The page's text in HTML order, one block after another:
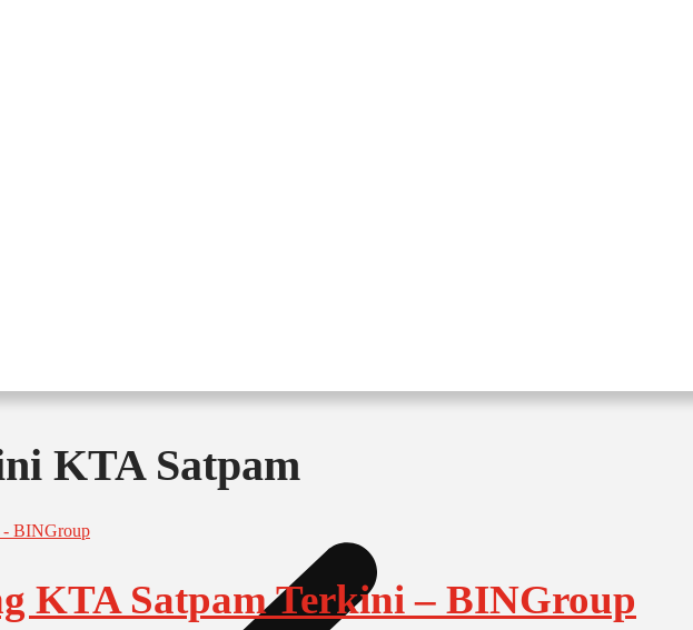
KTA Satpam
KTA Satpam Terkini – BINGroup